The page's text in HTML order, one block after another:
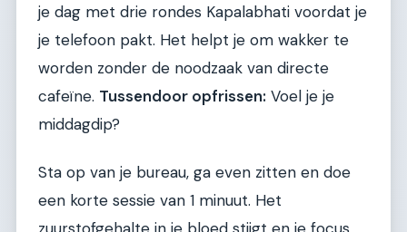
je dag met drie rondes Kapalabhati voordat je
je telefoon pakt. Het helpt je om wakker te
worden zonder de noodzaak van directe
cafeïne. Tussendoor opfrissen: Voel je je
middagdip?
Sta op van je bureau, ga even zitten en doe
een korte sessie van 1 minuut. Het